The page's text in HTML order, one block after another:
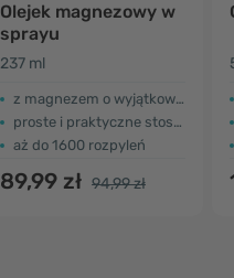
Olejek magnezowy w
sprayu
237 ml
z magnezem o wyjątkowej jakości
proste i praktyczne stosowanie
aż do 1600 rozpyleń
89,99 zł 94,99 zł